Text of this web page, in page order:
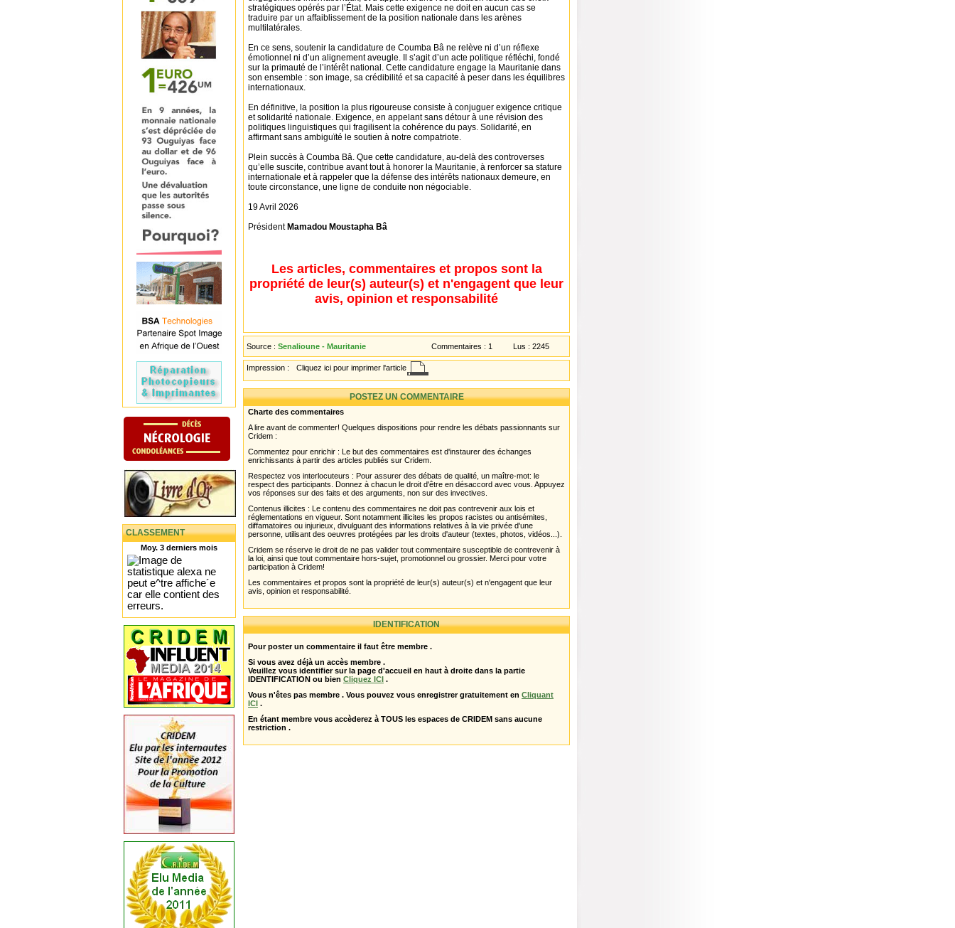
CLASSEMENT
Moy. 3 derniers mois
stratégiques opérés par l’État. Mais cette exigence ne doit en aucun cas se
traduire par un affaiblissement de la position nationale dans les arènes
multilatérales.
En ce sens, soutenir la candidature de Coumba Bâ ne relève ni d’un réflexe
émotionnel ni d’un alignement aveugle. Il s’agit d’un acte politique réfléchi, fondé
sur la primauté de l’intérêt national. Cette candidature engage la Mauritanie dans
son ensemble : son image, sa crédibilité et sa capacité à peser dans les équilibres
internationaux.
En définitive, la position la plus rigoureuse consiste à conjuguer exigence critique
et solidarité nationale. Exigence, en appelant sans détour à une révision des
politiques linguistiques qui fragilisent la cohérence du pays. Solidarité, en
affirmant sans ambiguïté le soutien à notre compatriote.
Plein succès à Coumba Bâ. Que cette candidature, au-delà des controverses
qu’elle suscite, contribue avant tout à honorer la Mauritanie, à renforcer sa stature
internationale et à rappeler que la défense des intérêts nationaux demeure, en
toute circonstance, une ligne de conduite non négociable.
19 Avril 2026
Président Mamadou Moustapha Bâ
Les articles, commentaires et propos sont la
propriété de leur(s) auteur(s) et n'engagent que leur
avis, opinion et responsabilité
Source : Senalioune - Mauritanie Commentaires : 1 Lus : 2245
Impression : Cliquez ici pour imprimer l'article
POSTEZ UN COMMENTAIRE
Charte des commentaires
A lire avant de commenter! Quelques dispositions pour rendre les débats passionnants sur
Cridem :
Commentez pour enrichir : Le but des commentaires est d'instaurer des échanges
enrichissants à partir des articles publiés sur Cridem.
Respectez vos interlocuteurs : Pour assurer des débats de qualité, un maître-mot: le
respect des participants. Donnez à chacun le droit d'être en désaccord avec vous. Appuyez
vos réponses sur des faits et des arguments, non sur des invectives.
Contenus illicites : Le contenu des commentaires ne doit pas contrevenir aux lois et
réglementations en vigueur. Sont notamment illicites les propos racistes ou antisémites,
diffamatoires ou injurieux, divulguant des informations relatives à la vie privée d'une
personne, utilisant des oeuvres protégées par les droits d'auteur (textes, photos, vidéos...).
Cridem se réserve le droit de ne pas valider tout commentaire susceptible de contrevenir à
la loi, ainsi que tout commentaire hors-sujet, promotionnel ou grossier. Merci pour votre
participation à Cridem!
Les commentaires et propos sont la propriété de leur(s) auteur(s) et n'engagent que leur
avis, opinion et responsabilité.
IDENTIFICATION
Pour poster un commentaire il faut être membre .
Si vous avez déjà un accès membre .
Veuillez vous identifier sur la page d'accueil en haut à droite dans la partie
IDENTIFICATION ou bien Cliquez ICI .
Vous n'êtes pas membre . Vous pouvez vous enregistrer gratuitement en Cliquant
ICI .
En étant membre vous accèderez à TOUS les espaces de CRIDEM sans aucune
restriction .